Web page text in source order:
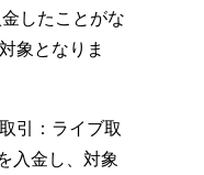
したことがな
象となりま
引：ライブ取
入金し、対象